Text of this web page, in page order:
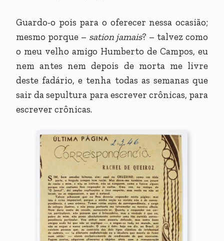
Guardo-o pois para o oferecer nessa ocasião;
mesmo porque – sation jamais? – talvez como
o meu velho amigo Humberto de Campos, eu
nem antes nem depois de morta me livre
deste fadário, e tenha todas as semanas que
sair da sepultura para escrever crônicas, para
escrever crônicas.